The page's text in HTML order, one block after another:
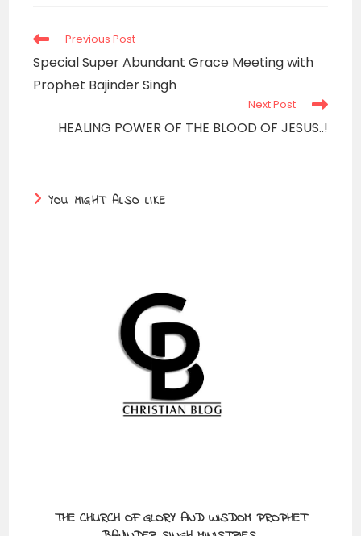
Read
articles
Previous Post
Special Super Abundant Grace Meeting with
Prophet Bajinder Singh
Next Post
HEALING POWER OF THE BLOOD OF JESUS..!
YOU MIGHT ALSO LIKE
THE CHURCH OF GLORY AND WISDOM PROPHET